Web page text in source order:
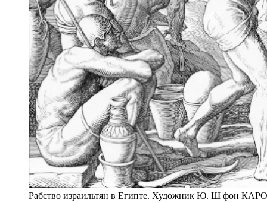
Рабство израильтян в Египте. Художник Ю. Ш фон